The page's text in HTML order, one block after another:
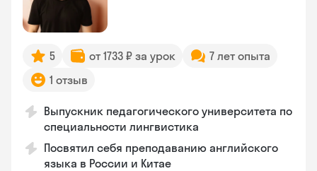
5 от 1733 ₽ за урок
7 лет опыта
1 отзыв
Выпускник педагогического университета по
специальности лингвистика
Посвятил себя преподаванию английского
языка в России и Китае